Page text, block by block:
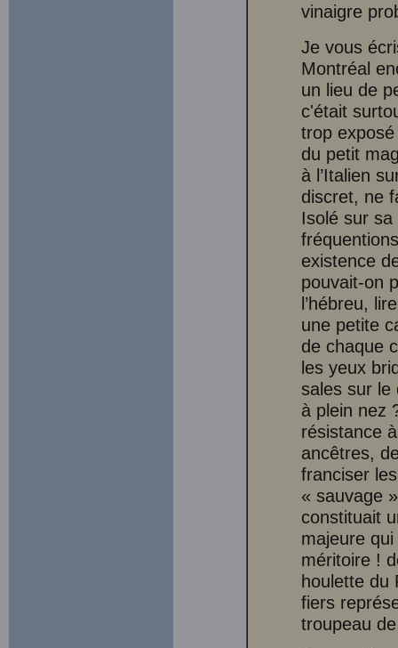
vinaigre
Je vous
Montréal
un lieu de
c'était
trop
du petit
à l’Italien
discret, ne
Isolé sur
existence
pouvait-on
l’hébreu,
une petite
de chaque
les yeux
sales sur le
à plein nez
résistance
ancêtres,
franciser
« sauvage
constituait
majeure
méritoire !
houlette du
fiers
troupeau